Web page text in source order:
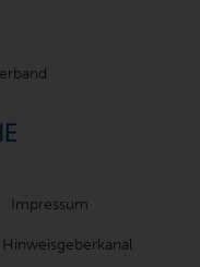
Impressum
Hinweisgeberkanal